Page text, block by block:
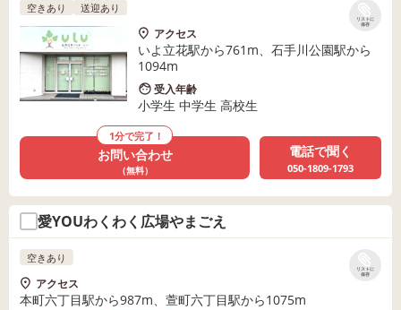
リストに
保存
空きあり 送迎あり
アクセス
いよ立花駅から761m、石手川公園駅から
1094m
受入年齢
小学生 中学生 高校生
1分で完了！
お問い合わせ
（無料）
電話で聞く
050-1809-1793
愛YOUわくわく広場やまごえ
リストに
保存
空きあり
アクセス
本町六丁目駅から987m、萱町六丁目駅から1075m